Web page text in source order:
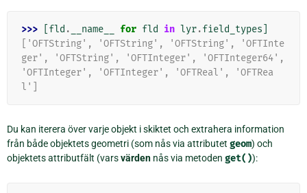
>>> fld . __name__ for fld in lyr.field_types
['OFTString', 'OFTString', 'OFTString', 'OFTInte
ger', 'OFTString', 'OFTInteger', 'OFTInteger64',
'OFTInteger', 'OFTInteger', 'OFTReal', 'OFTRea
l']
Du kan iterera över varje objekt i skiktet och extrahera information
från både objektets geometri (som nås via attributet geom) och
objektets attributfält (varsvärden nås via metoden get()):